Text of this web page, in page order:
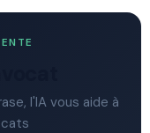
l'IA vous aide à